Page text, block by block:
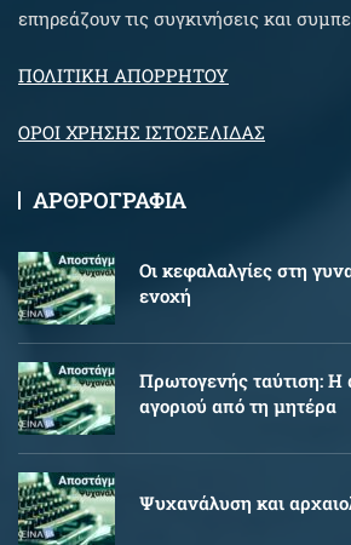
επηρεάζουν τις συγκινήσεις και
ΠΟΛΙΤΙΚΗ ΑΠΟΡΡΗΤΟΥ
ΟΡΟΙ ΧΡΗΣΗΣ ΙΣΤΟΣΕΛΙΔΑΣ
ΑΡΘΡΟΓΡΑΦΙΑ
Oι κεφαλαλγίες στη
ενοχή
Πρωτογενής ταύτιση: Η
αγοριού από τη μητέρα
Ψυχανάλυση και